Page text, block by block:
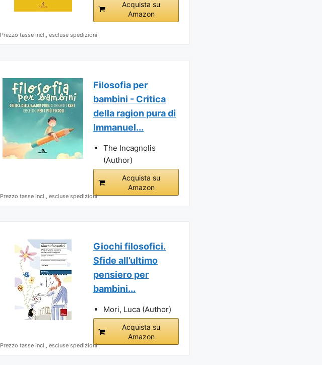
Acquista su
Amazon
Prezzo tasse incl., escluse spedizioni
Filosofia per
bambini - Critica
della ragion pura di
Immanuel...
The Incagnolis
(Author)
Acquista su
Amazon
Prezzo tasse incl., escluse spedizioni
Giochi filosofici.
Sfide all’ultimo
pensiero per
bambini...
Mori, Luca (Author)
Acquista su
Amazon
Prezzo tasse incl., escluse spedizioni